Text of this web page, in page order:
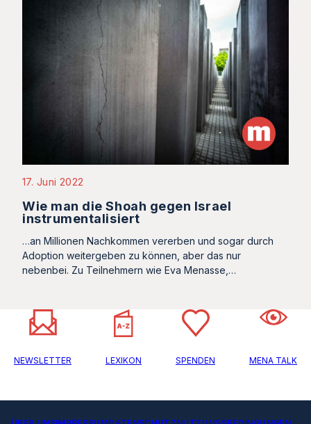
17. Juni 2022
Wie man die Shoah gegen Israel
instrumentalisiert
…an Millionen Nachkommen vererben und sogar durch
Adoption weitergeben zu können, aber das nur
nebenbei. Zu Teilnehmern wie Eva Menasse,…
NEWSLETTER LEXIKON SPENDEN MENA TALK